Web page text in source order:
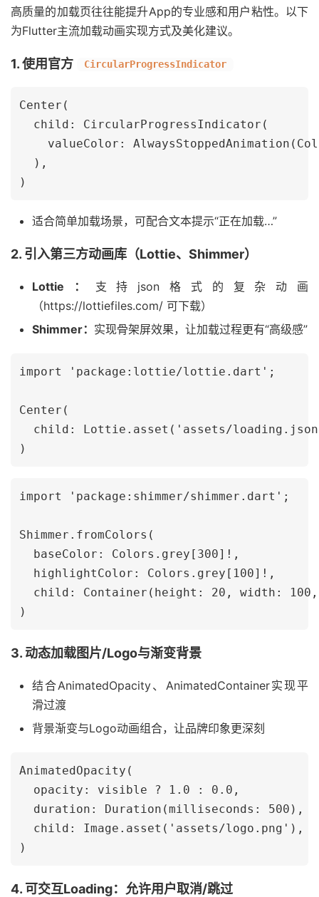
高质量的加载页往往能提升App的专业感和用户粘性。以下
为Flutter主流加载动画实现方式及美化建议。
1. 使用官方 CircularProgressIndicator
Center(
  child: CircularProgressIndicator(
valueColor:
  ),
适合简单加载场景，可配合文本提示“正在加载…”
2. 引入第三方动画库（Lottie、Shimmer）
Lottie： 支持json格式的复杂动画
（https://lottiefiles.com/ 可下载）
Shimmer： 实现骨架屏效果，让加载过程更有“高级感”
import 'package:lottie/lottie.dart';
Center(
child: Lottie.asset('assets/
import 'package:shimmer/shimmer.dart';
Shimmer.fromColors(
  baseColor: Colors.grey[300]!,
  highlightColor: Colors.grey[100]!,
child: Container(height: 20, width:
3. 动态加载图片/Logo与渐变背景
结合AnimatedOpacity、AnimatedContainer实现平
滑过渡
背景渐变与Logo动画组合，让品牌印象更深刻
AnimatedOpacity(
  opacity: visible ? 1.0 : 0.0,
  duration: Duration(milliseconds: 500),
  child: Image.asset('assets/logo.png'),
4. 可交互Loading：允许用户取消/跳过